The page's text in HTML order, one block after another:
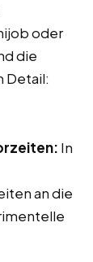
oder
die
Detail:
In
an die